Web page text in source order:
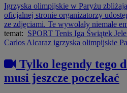
Igrzyska olimpijskie w Paryżu
oficjalnej stronie organizatorzy
ze zdjęciami. Te wywołały niemałe
temat: SPORT Tenis Iga Świątek
Carlos Alcaraz igrzyska olimpijskie
Tylko legendy tego
musi jeszcze poczekać